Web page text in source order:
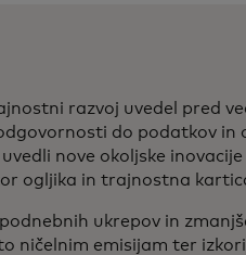
razvoj uvedel pred
do podatkov in
nove okoljske
ogljika in trajnostna
ukrepov in
ničelnim emisijam ter